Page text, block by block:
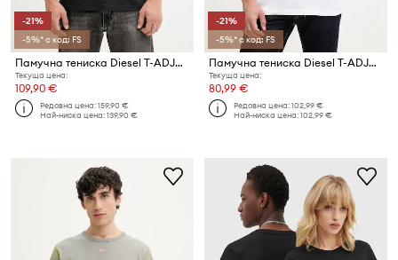
-21%
-5%* с код: FS
Памучна тениска Diesel T-ADJUST-T1
Текуща цена:
109,90 €
Редовна цена:159,90 €
Най-ниска цена:139,90 €
-21%
-5%* с код: FS
Памучна тениска Diesel T-ADJUST-BIGOVAL
Текуща цена:
80,99 €
Редовна цена:102,99 €
Най-ниска цена:102,99 €